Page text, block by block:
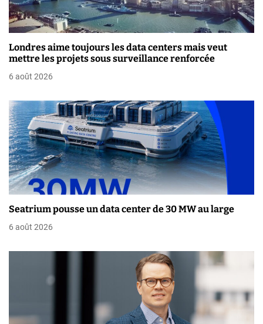
d
e
l
’
r
t
i
c
l
e
Londres aime toujours les data centers mais veut
mettre les projets sous surveillance renforcée
6 août 2026
Seatrium pousse un data center de 30 MW au large
6 août 2026